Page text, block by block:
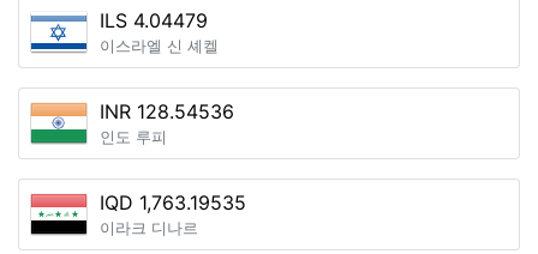
ILS 4.04479
이스라엘 신 셰켈
INR 128.54536
인도 루피
IQD 1,763.19535
이라크 디나르